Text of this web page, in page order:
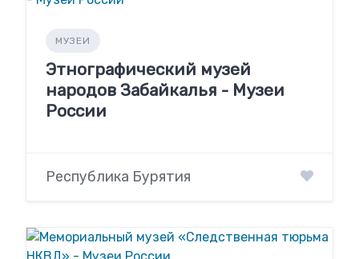
МУЗЕИ
Этнографический музей
народов Забайкалья - Музеи
России
Республика Бурятия